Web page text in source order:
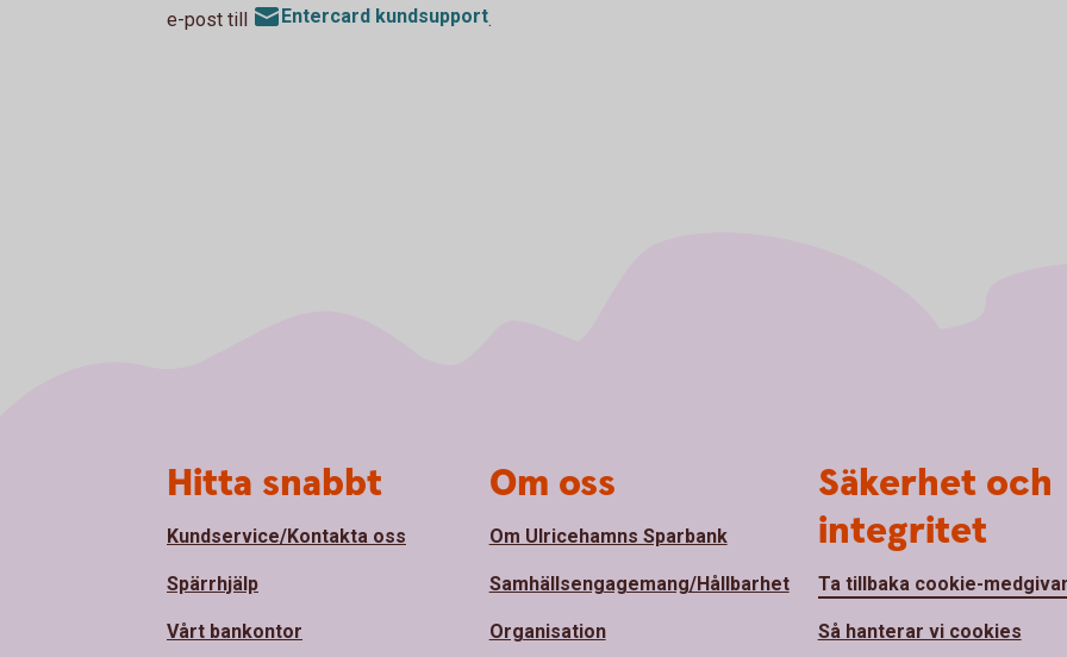
e-post till
Entercard kundsupport.
Hitta snabbt
Kundservice/Kontakta oss
Spärrhjälp
Vårt bankontor
Om oss
Om Ulricehamns Sparbank
Samhällsengagemang/Hållbarhet
Organisation
Säkerhet och
integritet
Ta tillbaka cookie-
Så hanterar vi cookies